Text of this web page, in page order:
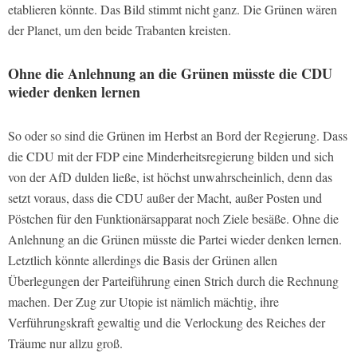
etablieren könnte. Das Bild stimmt nicht ganz. Die Grünen wären
der Planet, um den beide Trabanten kreisten.
Ohne die Anlehnung an die Grünen müsste die CDU
wieder denken lernen
So oder so sind die Grünen im Herbst an Bord der Regierung. Dass
die CDU mit der FDP eine Minderheitsregierung bilden und sich
von der AfD dulden ließe, ist höchst unwahrscheinlich, denn das
setzt voraus, dass die CDU außer der Macht, außer Posten und
Pöstchen für den Funktionärsapparat noch Ziele besäße. Ohne die
Anlehnung an die Grünen müsste die Partei wieder denken lernen.
Letztlich könnte allerdings die Basis der Grünen allen
Überlegungen der Parteiführung einen Strich durch die Rechnung
machen. Der Zug zur Utopie ist nämlich mächtig, ihre
Verführungskraft gewaltig und die Verlockung des Reiches der
Träume nur allzu groß.